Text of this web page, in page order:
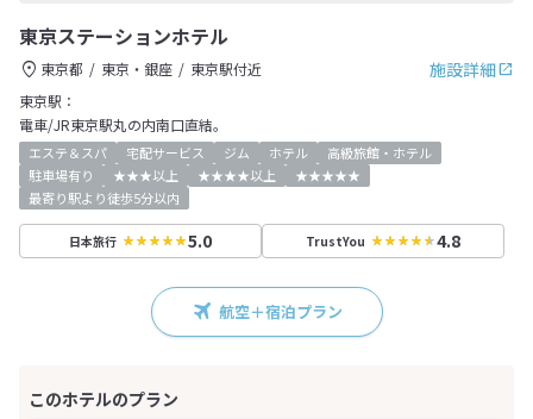
東京ステーションホテル
施設詳細
東京都 東京・銀座
東京駅付近
東京駅：
電車/JR東京駅丸の内南口直結。
エステ＆スパ 宅配サービス ジム ホテル
高級旅館・ホテル
駐車場有り
★★★以上 ★★★★以上
★★★★★
最寄り駅より徒歩5分以内
日本旅行 5.0 TrustYou 4.8
航空＋宿泊プラン